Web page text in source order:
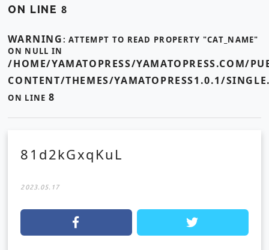
ON LINE 8
WARNING: ATTEMPT TO READ PROPERTY "CAT_NAME"
ON NULL IN
/HOME/YAMATOPRESS/YAMATOPRESS.COM/
CONTENT/THEMES/YAMATOPRESS1.0.1/
ON LINE 8
81d2kGxqKuL
2023.05.17